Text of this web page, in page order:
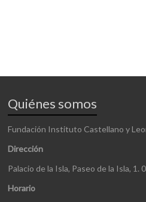
Quiénes somos
Fundación Instituto Castellano y
Dirección
Palacio de la Isla, Paseo de la Isla, 1.
Horario